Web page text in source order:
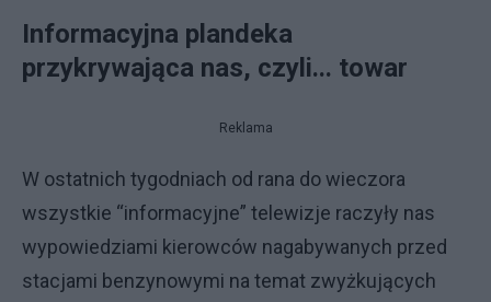
Informacyjna plandeka
przykrywająca nas, czyli... towar
Reklama
W ostatnich tygodniach od rana do wieczora
wszystkie “informacyjne” telewizje raczyły nas
wypowiedziami kierowców nagabywanych przed
stacjami benzynowymi na temat zwyżkujących